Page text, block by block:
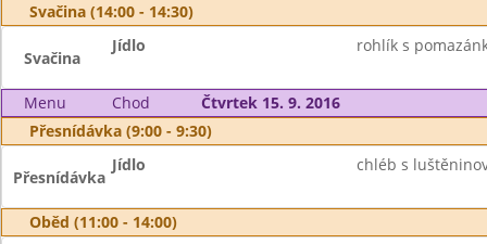
Svačina (14:00 - 14:30)
Svačina
Jídlo rohlík s
Menu Chod
Čtvrtek 15. 9. 2016
Přesnídávka (9:00 - 9:30)
Přesnídávka
Jídlo chléb s
Oběd (11:00 - 14:00)